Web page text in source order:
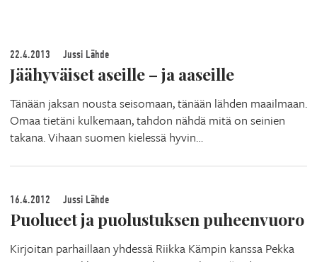
22.4.2013 Jussi Lähde
Jäähyväiset aseille – ja aaseille
Tänään jaksan nousta seisomaan, tänään lähden maailmaan.
Omaa tietäni kulkemaan, tahdon nähdä mitä on seinien
takana. Vihaan suomen kielessä hyvin…
16.4.2012 Jussi Lähde
Puolueet ja puolustuksen puheenvuoro
Kirjoitan parhaillaan yhdessä Riikka Kämpin kanssa Pekka